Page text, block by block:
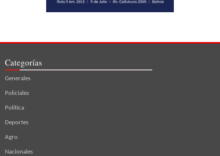
Categorías
Generales
Policiales
Política
Deportes
Agro
Nacionales